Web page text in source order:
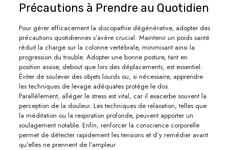
Précautions à Prendre au Quotidien
Pour gérer efficacement la discopathie dégénérative, adopter des
précautions quotidiennes s’avère crucial. Maintenir un poids santé
réduit la charge sur la colonne vertébrale, minimisant ainsi la
progression du trouble. Adopter une bonne posture, tant en
position assise, debout que lors des déplacements, est essentiel.
Éviter de soulever des objets lourds ou, si nécessaire, apprendre
les techniques de levage adéquates protège le dos.
Parallèlement, alléger le stress est vital, car il exacerbe souvent la
perception de la douleur. Les techniques de relaxation, telles que
la méditation ou la respiration profonde, peuvent apporter un
soulagement notable. Enfin, renforcer la conscience corporelle
permet de détecter rapidement les tensions et d’y remédier avant
qu’elles ne prennent de l’ampleur.